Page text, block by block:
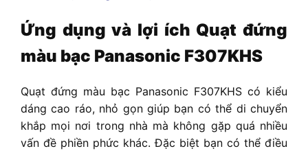
Ứng dụng và lợi ích Quạt đứng
màu bạc Panasonic F307KHS
Quạt đứng màu bạc Panasonic F307KHS có kiểu
dáng cao ráo, nhỏ gọn giúp bạn có thể di chuyển
khắp mọi nơi trong nhà mà không gặp quá nhiều
vấn đề phiền phức khác. Đặc biệt bạn có thể điều